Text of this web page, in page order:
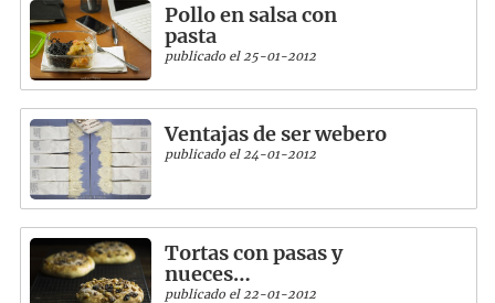
Pollo en salsa con
pasta
publicado el 25-01-2012
Ventajas de ser webero
publicado el 24-01-2012
Tortas con pasas y
nueces…
publicado el 22-01-2012